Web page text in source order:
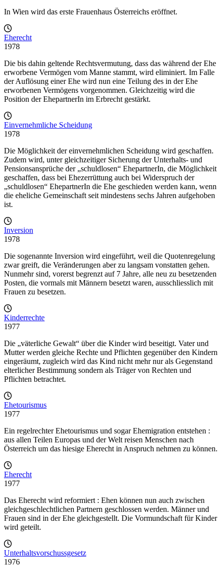
In Wien wird das erste Frauenhaus Österreichs eröffnet.
Eherecht
1978
Die bis dahin geltende Rechtsvermutung, dass das während der Ehe
erworbene Vermögen vom Manne stammt, wird eliminiert. Im Falle
der Auflösung einer Ehe wird nun eine Teilung des in der Ehe
erworbenen Vermögens vorgenommen. Gleichzeitig wird die
Position der EhepartnerIn im Erbrecht gestärkt.
Einvernehmliche Scheidung
1978
Die Möglichkeit der einvernehmlichen Scheidung wird geschaffen.
Zudem wird, unter gleichzeitiger Sicherung der Unterhalts- und
Pensionsansprüche der „schuldlosen“ EhepartnerIn, die Möglichkeit
geschaffen, dass bei Ehezerrüttung auch bei Widerspruch der
„schuldlosen“ EhepartnerIn die Ehe geschieden werden kann, wenn
die eheliche Gemeinschaft seit mindestens sechs Jahren aufgehoben
ist.
Inversion
1978
Die sogenannte Inversion wird eingeführt, weil die Quotenregelung
zwar greift, die Veränderungen aber zu langsam vonstatten gehen.
Nunmehr sind, vorerst begrenzt auf 7 Jahre, alle neu zu besetzenden
Posten, die vormals mit Männern besetzt waren, ausschliesslich mit
Frauen zu besetzen.
Kinderrechte
1977
Die „väterliche Gewalt“ über die Kinder wird beseitigt. Vater und
Mutter werden gleiche Rechte und Pflichten gegenüber den Kindern
eingeräumt, zugleich wird das Kind nicht mehr nur als Gegenstand
elterlicher Bestimmung sondern als Träger von Rechten und
Pflichten betrachtet.
Ehetourismus
1977
Ein regelrechter Ehetourismus und sogar Ehemigration entstehen :
aus allen Teilen Europas und der Welt reisen Menschen nach
Österreich um das hiesige Eherecht in Anspruch nehmen zu können.
Eherecht
1977
Das Eherecht wird reformiert : Ehen können nun auch zwischen
gleichgeschlechtlichen Partnern geschlossen werden. Männer und
Frauen sind in der Ehe gleichgestellt. Die Vormundschaft für Kinder
wird geteilt.
Unterhaltsvorschussgesetz
1976